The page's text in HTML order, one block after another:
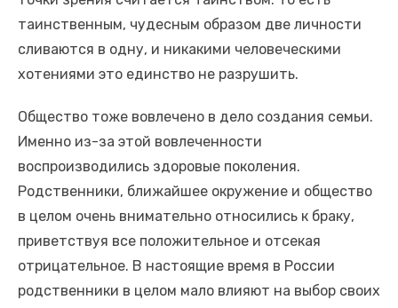
таинственным, чудесным образом две личности
сливаются в одну, и никакими человеческими
хотениями это единство не разрушить.
Общество тоже вовлечено в дело создания семьи.
Именно из-за этой вовлеченности
воспроизводились здоровые поколения.
Родственники, ближайшее окружение и общество
в целом очень внимательно относились к браку,
приветствуя все положительное и отсекая
отрицательное. В настоящие время в России
родственники в целом мало влияют на выбор своих